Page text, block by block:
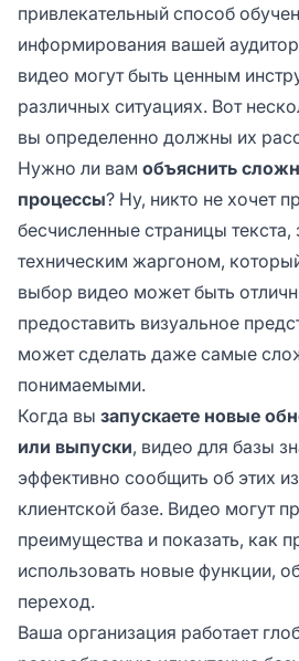
привлекательный способ
информирования вашей
видео могут быть ценным
различных ситуациях. Вот
вы определенно должны их
Нужно ли вам объяснить
процессы? Ну, никто не хочет
бесчисленные страницы
техническим жаргоном,
выбор видео может быть
предоставить визуальное
может сделать даже самые
понимаемыми.
Когда вы запускаете новые
или выпуски, видео для базы
эффективно сообщить об этих
клиентской базе. Видео могут
преимущества и показать, как
использовать новые функции,
переход.
Ваша организация работает